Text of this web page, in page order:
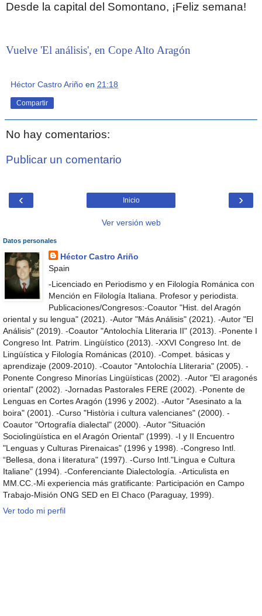
Desde la capital del Somontano, ¡Feliz semana!
Vuelve 'El análisis', en Cope Alto Aragón
Héctor Castro Ariño en 21:18
Compartir
No hay comentarios:
Publicar un comentario
‹ ›
Inicio
Ver versión web
Datos personales
Héctor Castro Ariño
Spain
-Licenciado en Periodismo y en Filología Románica con
Mención en Filología Italiana. Profesor y periodista.
Publicaciones/Congresos:-Coautor "Hist. del Aragón
oriental y su lengua" (2021). -Autor "Más Análisis" (2021). -Autor "El
Análisis" (2019). -Coautor "Antolochía Lliteraria II" (2013). -Ponente I
Congreso Int. Patrim. Lingüístico (2013). -XXVI Congreso Int. de
Lingüística y Filología Románicas (2010). -Compet. básicas y
aprendizaje (2009-2010). -Coautor "Antolochía Lliteraria" (2005). -
Ponente Congreso Minorías Lingüísticas (2002). -Autor "El aragonés
oriental" (2002). -Jornadas Pastorales FERE (2002). -Ponente de
Lenguas en Cortes Aragón (1996 y 2002). -Autor "Asesinato a la
boira" (2001). -Curso "Història i cultura valencianes" (2000). -
Coautor "Ortografía dialectal" (2000). -Autor "Situación
Sociolingüística en el Aragón Oriental" (1999). -I y II Encuentro
"Lenguas y Culturas Pirenaicas" (1996 y 1998). -Congreso Intl.
“Bellesa, dona i literatura" (1997). -Curso Intl."Lingua e Cultura
Italiane" (1994). -Conferenciante Dialectología. -Articulista en
MM.CC.-Mi experiencia más gratificante: Participación en Campo
Trabajo-Misión ONG SED en El Chaco (Paraguay, 1999).
Ver todo mi perfil